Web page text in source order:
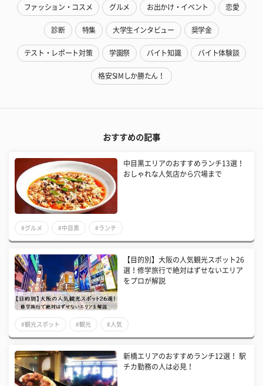
ファッション・コスメ グルメ お出かけ・イベント 恋愛
診断 特集 大学生インタビュー 奨学金
テスト・レポート対策 学園祭 バイト知識 バイト体験談
格安SIMしか勝たん！
おすすめの記事
中目黒エリアのおすすめランチ13選！
おしゃれな人気店から穴場まで
#グルメ #中目黒 #ランチ
【目的別】大阪の人気観光スポット26
選！修学旅行で絶対はずせないエリア
をプロが解説
#観光スポット #観光 #人気
新橋エリアのおすすめランチ12選！ 駅
チカ勤務の人は必見！